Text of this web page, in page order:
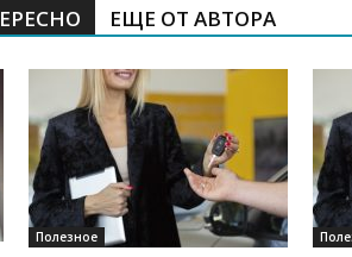
ЕЩЕ ОТ АВТОРА
Полезное